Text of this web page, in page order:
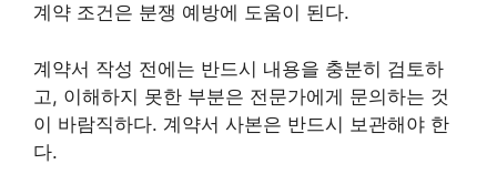
계약 조건은 분쟁 예방에 도움이 된다.
계약서 작성 전에는 반드시 내용을 충분히 검토하
고, 이해하지 못한 부분은 전문가에게 문의하는 것
이 바람직하다. 계약서 사본은 반드시 보관해야 한
다.